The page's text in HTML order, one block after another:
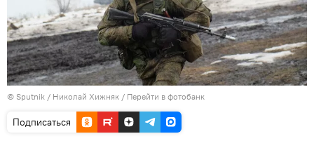
© Sputnik / Николай Хижняк / Перейти в фотобанк
Подписаться